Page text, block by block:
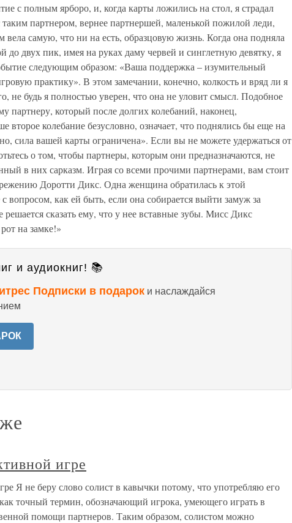
с полным ярборо, и, когда карты ложились на стол, я страдал
таким партнером, вернее партнершей, маленькой пожилой леди,
вела самую, что ни на есть, образцовую жизнь. Когда она подняла
до двух пик, имея на руках даму червей и синглетную девятку, я
следующим образом: «Ваша поддержка – изумительный
практику». В этом замечании, конечно, колкость и вряд ли я
не будь я полностью уверен, что она не уловит смысл. Подобное
партнеру, который после долгих колебаний, наконец,
второе колебание безусловно, означает, что поднялись бы еще на
сила вашей карты ограничена». Если вы не можете удержаться от
о том, чтобы партнеры, которым они предназначаются, не
в них сарказм. Играя со всеми прочими партнерами, вам стоит
Доротти Дикс. Одна женщина обратилась к этой
вопросом, как ей быть, если она собирается выйти замуж за
сказать ему, что у нее вставные зубы. Мисс Дикс
на замке!»
и аудиокниг! 📚
Подписки в подарок и наслаждайся
игре
Я не беру слово солист в кавычки потому, что употребляю его
точный термин, обозначающий игрока, умеющего играть в
помощи партнеров. Таким образом, солистом можно